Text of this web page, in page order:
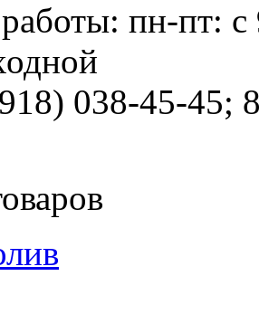
пн-пт:
038-45-45;